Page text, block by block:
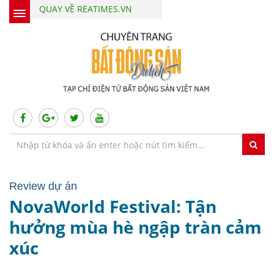
QUAY VỀ REATIMES.VN
Review dự án
NovaWorld Festival: Tận
hưởng mùa hè ngập tràn cảm
xúc